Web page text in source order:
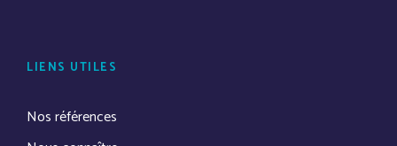
LIENS UTILES
Nos références